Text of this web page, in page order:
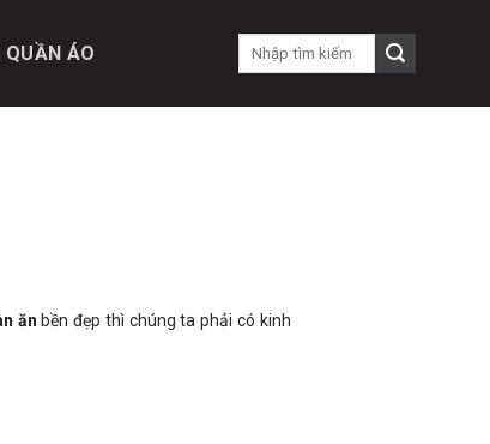
QUẦN ÁO
ăn bền đẹp thì chúng ta phải có kinh